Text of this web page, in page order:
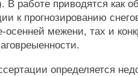
В работе приводятся как
к прогнозированию
осенней межени, тах и
определяется